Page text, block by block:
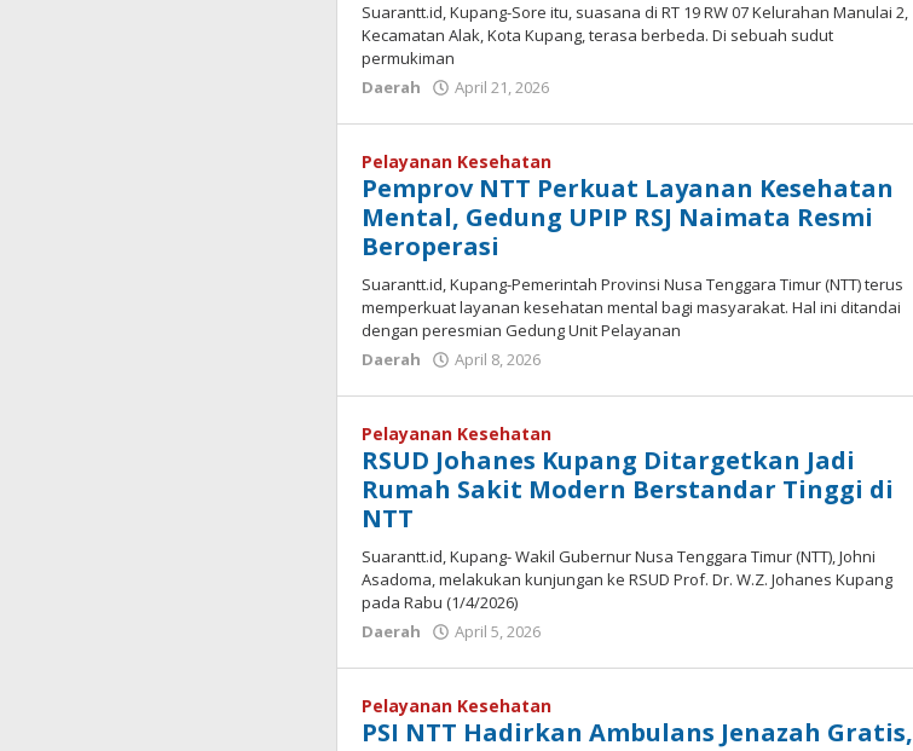
Suarantt.id, Kupang-Sore itu, suasana di RT 19 RW 07 Kelurahan Manulai 2,
Kecamatan Alak, Kota Kupang, terasa berbeda. Di sebuah sudut
permukiman
Daerah
April 21, 2026
Tu@mes
Pelayanan Kesehatan
Pemprov NTT Perkuat Layanan Kesehatan
Mental, Gedung UPIP RSJ Naimata Resmi
Beroperasi
Suarantt.id, Kupang-Pemerintah Provinsi Nusa Tenggara Timur (NTT) terus
memperkuat layanan kesehatan mental bagi masyarakat. Hal ini ditandai
dengan peresmian Gedung Unit Pelayanan
Daerah
April 8, 2026
Tu@mes
Pelayanan Kesehatan
RSUD Johanes Kupang Ditargetkan Jadi
Rumah Sakit Modern Berstandar Tinggi di
NTT
Suarantt.id, Kupang- Wakil Gubernur Nusa Tenggara Timur (NTT), Johni
Asadoma, melakukan kunjungan ke RSUD Prof. Dr. W.Z. Johanes Kupang
pada Rabu (1/4/2026)
Daerah
April 5, 2026
Tu@mes
Pelayanan Kesehatan
PSI NTT Hadirkan Ambulans Jenazah Gratis,